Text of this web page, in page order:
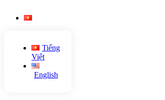
Tiếng
Việt
English